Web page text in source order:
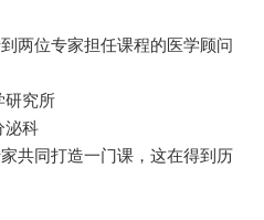
两位专家担任课程的医学顾问
研究所
泌科
共同打造一门课，这在得到历